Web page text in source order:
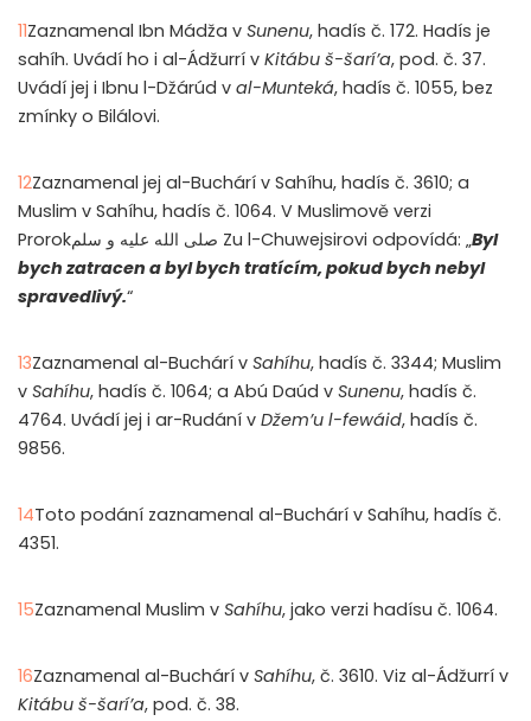
11Zaznamenal Ibn Mádža v Sunenu, hadís č. 172. Hadís je
sahíh. Uvádí ho i al-Ádžurrí v Kitábu š-šarí’a, pod. č. 37.
Uvádí jej i Ibnu l-Džárúd v al-Munteká, hadís č. 1055, bez
zmínky o Bilálovi.
12Zaznamenal jej al-Buchárí v Sahíhu, hadís č. 3610; a
Muslim v Sahíhu, hadís č. 1064. V Muslimově verzi
Prorokصلى الله عليه و سلم Zu l-Chuwejsirovi odpovídá: „Byl
bych zatracen a byl bych tratícím, pokud bych nebyl
spravedlivý.“
13Zaznamenal al-Buchárí v Sahíhu, hadís č. 3344; Muslim
v Sahíhu, hadís č. 1064; a Abú Daúd v Sunenu, hadís č.
4764. Uvádí jej i ar-Rudání v Džem’u l-fewáid, hadís č.
9856.
14Toto podání zaznamenal al-Buchárí v Sahíhu, hadís č.
4351.
15Zaznamenal Muslim v Sahíhu, jako verzi hadísu č. 1064.
16Zaznamenal al-Buchárí v Sahíhu, č. 3610. Viz al-Ádžurrí v
Kitábu š-šarí’a, pod. č. 38.